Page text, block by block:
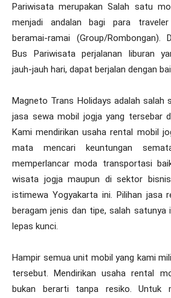
Pariwisata merupakan Salah satu
menjadi andalan bagi para
beramai-ramai (Group/Rombongan).
Bus Pariwisata perjalanan liburan
jauh-jauh hari, dapat berjalan dengan
Magneto Trans Holidays adalah salah
jasa sewa mobil jogja yang tersebar
Kami mendirikan usaha rental mobil
mata mencari keuntungan
memperlancar moda transportasi
wisata jogja maupun di sektor
istimewa Yogyakarta ini. Pilihan jasa
beragam jenis dan tipe, salah satunya
lepas kunci.
Hampir semua unit mobil yang kami
tersebut. Mendirikan usaha rental
bukan berarti tanpa resiko. Untuk